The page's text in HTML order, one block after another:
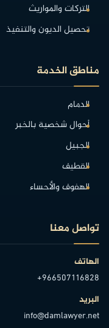
التركات والمواريث
تحصيل الديون والتنفيذ
مناطق الخدمة
الدمام
أحوال شخصية بالخبر
الجبيل
القطيف
الهفوف والأحساء
تواصل معنا
الهاتف
+966507116828
البريد
info@damlawyer.net